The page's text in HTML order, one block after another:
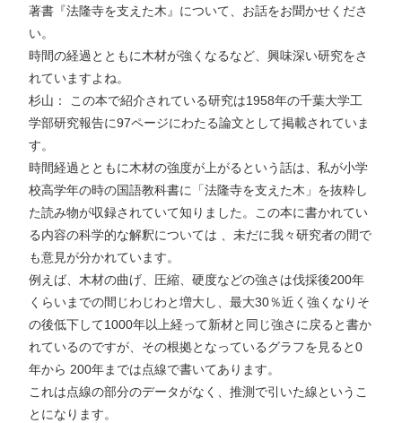
著書『法隆寺を支えた木』について、お話をお聞かせくださ
い。
時間の経過とともに木材が強くなるなど、興味深い研究をさ
れていますよね。
杉山： この本で紹介されている研究は1958年の千葉大学工
学部研究報告に97ページにわたる論文として掲載されていま
す。
時間経過とともに木材の強度が上がるという話は、私が小学
校高学年の時の国語教科書に「法隆寺を支えた木」を抜粋し
た読み物が収録されていて知りました。この本に書かれてい
る内容の科学的な解釈については 、未だに我々研究者の間で
も意見が分かれています。
例えば、木材の曲げ、圧縮、硬度などの強さは伐採後200年
くらいまでの間じわじわと増大し、最大30％近く強くなりそ
の後低下して1000年以上経って新材と同じ強さに戻ると書か
れているのですが、その根拠となっているグラフを見ると0
年から 200年までは点線で書いてあります。
これは点線の部分のデータがなく、推測で引いた線というこ
とになります。